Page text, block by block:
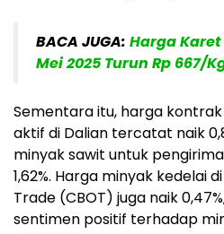
BACA JUGA: Harga Karet
Mei 2025 Turun Rp 667/
Sementara itu, harga
aktif di Dalian tercatat naik
minyak sawit untuk
1,62%. Harga minyak kedelai
Trade (CBOT) juga naik
sentimen positif terhadap